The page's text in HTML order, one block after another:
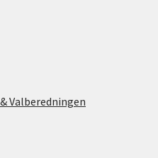
Valberedningen